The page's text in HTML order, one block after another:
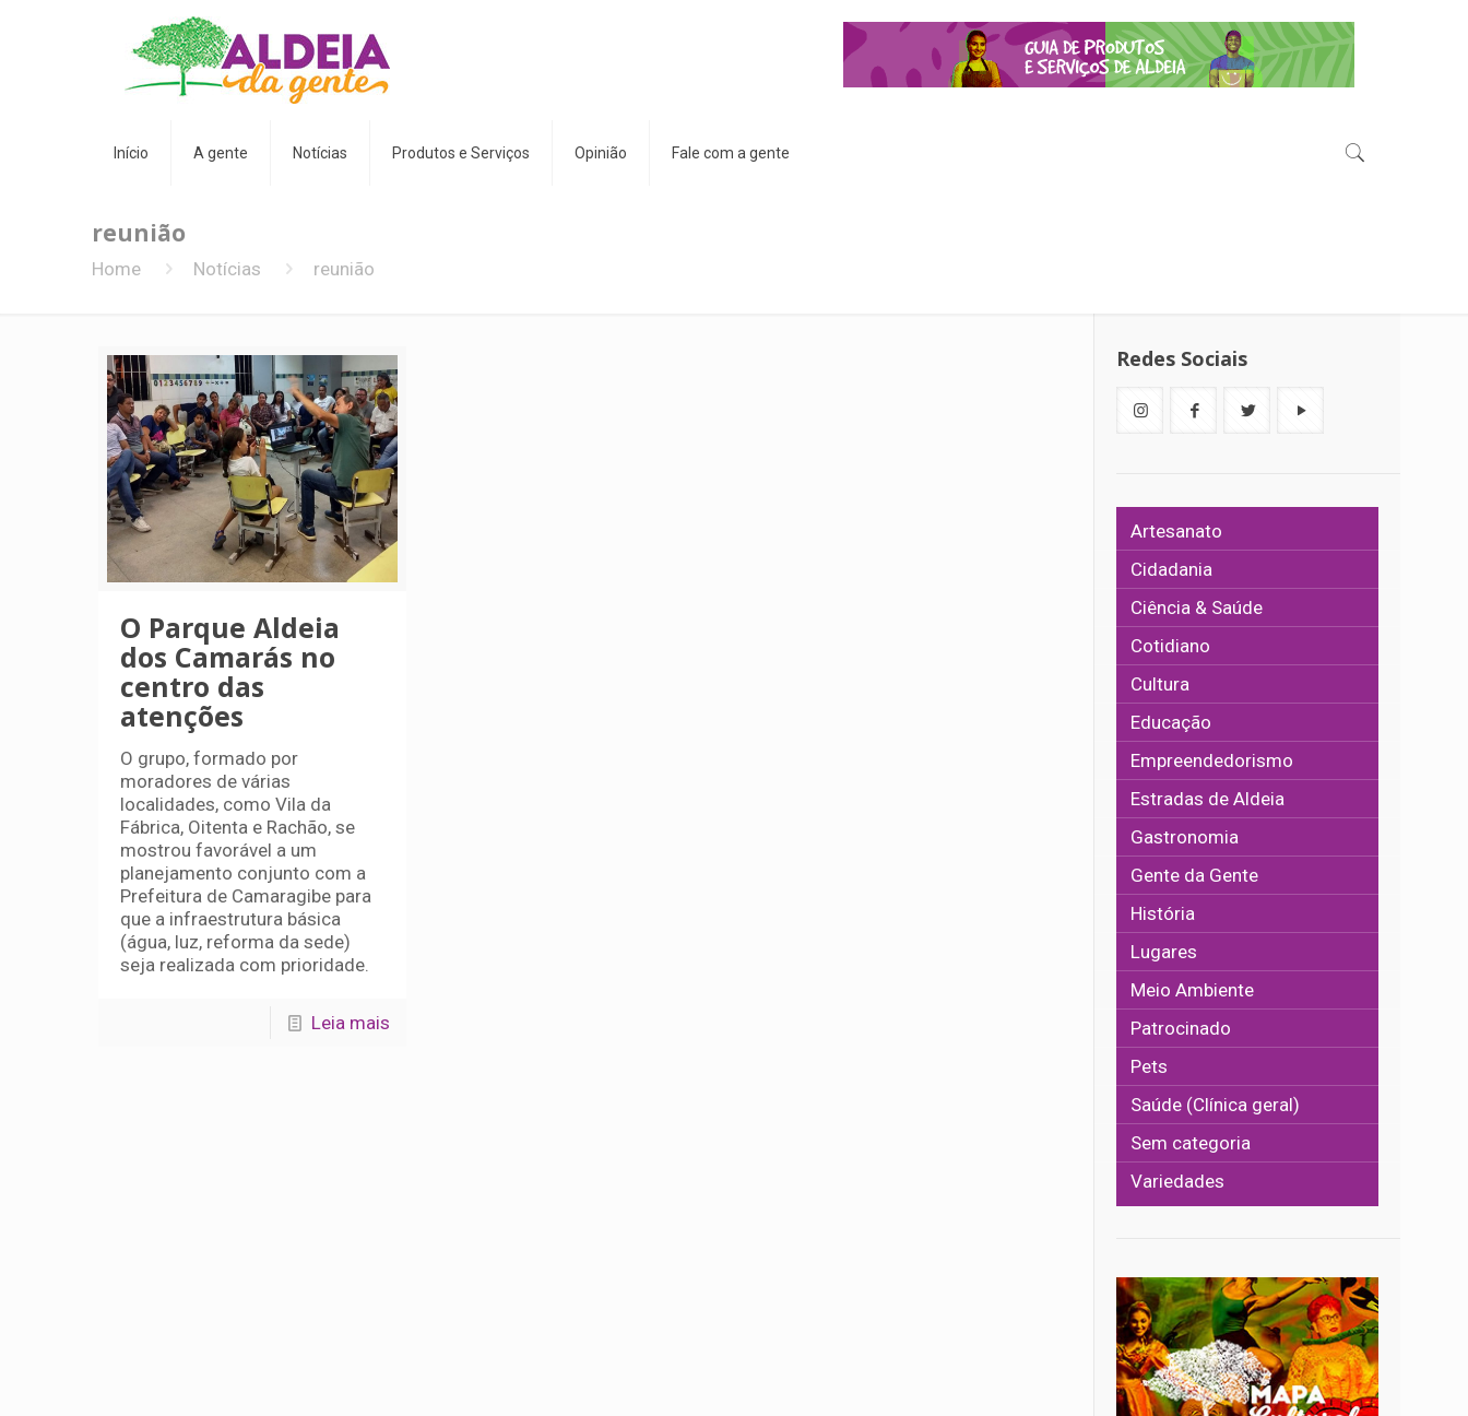
Início A gente Notícias Produtos e Serviços Opinião Fale com a gente
reunião
Home Notícias reunião
O Parque Aldeia
dos Camarás no
centro das
atenções
O grupo, formado por
moradores de várias
localidades, como Vila da
Fábrica, Oitenta e Rachão, se
mostrou favorável a um
planejamento conjunto com a
Prefeitura de Camaragibe para
que a infraestrutura básica
(água, luz, reforma da sede)
seja realizada com prioridade.
Leia mais
Redes Sociais
Artesanato
Cidadania
Ciência & Saúde
Cotidiano
Cultura
Educação
Empreendedorismo
Estradas de Aldeia
Gastronomia
Gente da Gente
História
Lugares
Meio Ambiente
Patrocinado
Pets
Saúde (Clínica geral)
Sem categoria
Variedades